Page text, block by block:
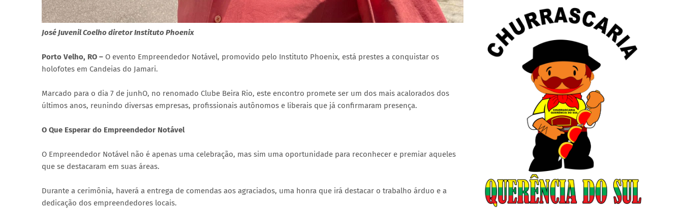
José Juvenil Coelho diretor Instituto Phoenix
Porto Velho, RO – O evento Empreendedor Notável, promovido pelo Instituto Phoenix, está prestes a conquistar os
holofotes em Candeias do Jamari.
Marcado para o dia 7 de junhO, no renomado Clube Beira Rio, este encontro promete ser um dos mais acalorados dos
últimos anos, reunindo diversas empresas, profissionais autônomos e liberais que já confirmaram presença.
O Que Esperar do Empreendedor Notável
O Empreendedor Notável não é apenas uma celebração, mas sim uma oportunidade para reconhecer e premiar aqueles
que se destacaram em suas áreas.
Durante a cerimônia, haverá a entrega de comendas aos agraciados, uma honra que irá destacar o trabalho árduo e a
dedicação dos empreendedores locais.